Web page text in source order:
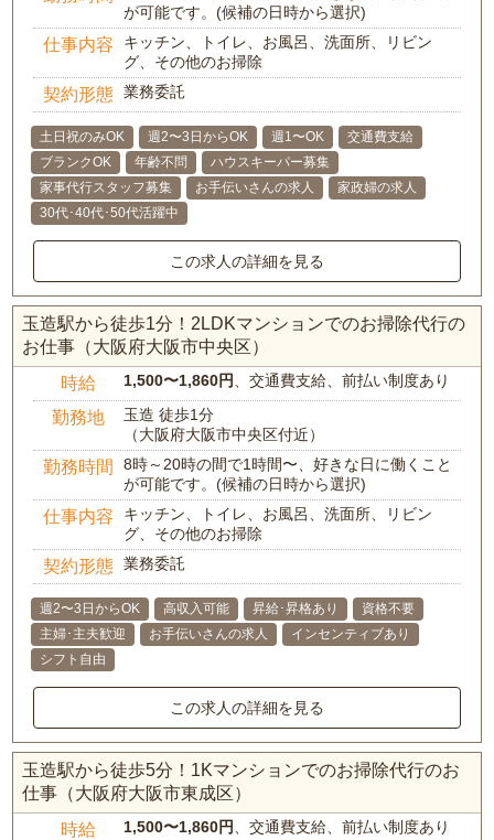
が可能です。(候補の日時から選択)
仕事内容
キッチン、トイレ、お風呂、洗面所、リビン
グ、その他のお掃除
契約形態 業務委託
土日祝のみOK 週2〜3日からOK 週1〜OK
交通費支給
ブランクOK
年齢不問
ハウスキーパー募集
家事代行スタッフ募集
お手伝いさんの求人
家政婦の求人
30代･40代･50代活躍中
この求人の詳細を見る
玉造駅から徒歩1分！2LDKマンションでのお掃除代行の
お仕事（大阪府大阪市中央区）
時給 1,500〜1,860円 、交通費支給、前払い制度あり
勤務地
玉造 徒歩1分
（大阪府大阪市中央区付近）
勤務時間
8時～20時の間で1時間〜、好きな日に働くこと
が可能です。(候補の日時から選択)
仕事内容
キッチン、トイレ、お風呂、洗面所、リビン
グ、その他のお掃除
契約形態 業務委託
週2〜3日からOK 高収入可能 昇給･昇格あり
資格不要
主婦･主夫歓迎
お手伝いさんの求人
インセンティブあり
シフト自由
この求人の詳細を見る
玉造駅から徒歩5分！1Kマンションでのお掃除代行のお
仕事（大阪府大阪市東成区）
時給 1,500〜1,860円 、交通費支給、前払い制度あり